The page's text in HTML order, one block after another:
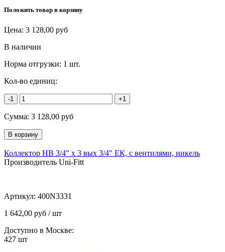
Положить товар в корзину
Цена: 3 128,00 руб
В наличии
Норма отгрузки: 1 шт.
Кол-во единиц:
-1 +1
Сумма: 3 128,00 руб
Коллектор НВ 3/4" х 3 вых 3/4" ЕК, с вентилями, никель
Производитель Uni-Fitt
Артикул: 400N3331
1 642,00 руб / шт
Доступно в Москве:
427 шт